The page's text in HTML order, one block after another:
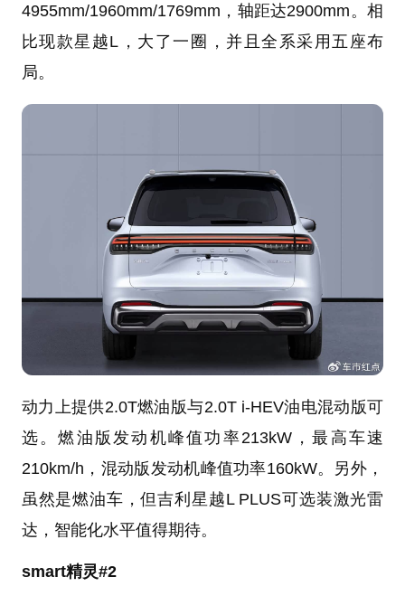
4955mm/1960mm/1769mm，轴距达2900mm。相
比现款星越L，大了一圈，并且全系采用五座布
局。
动力上提供2.0T燃油版与2.0T i-HEV油电混动版可
选。燃油版发动机峰值功率213kW，最高车速
210km/h，混动版发动机峰值功率160kW。另外，
虽然是燃油车，但吉利星越L PLUS可选装激光雷
达，智能化水平值得期待。
smart精灵#2